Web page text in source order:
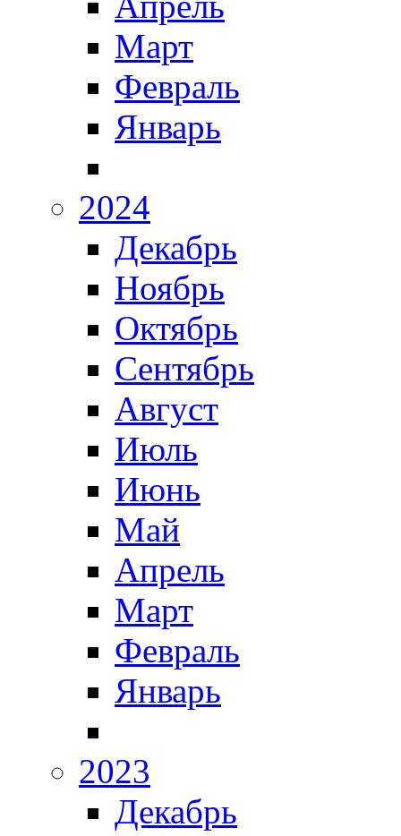
Март
Февраль
Январь
2024
Декабрь
Ноябрь
Октябрь
Сентябрь
Август
Июль
Июнь
Май
Апрель
Март
Февраль
Январь
2023
Декабрь